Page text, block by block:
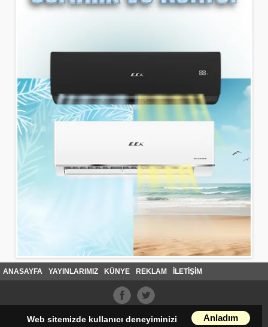
Anladım
Web sitemizde kullanıcı deneyiminizi
ANASAYFA YAYINLARIMIZ KÜNYE REKLAM İLETİŞİM